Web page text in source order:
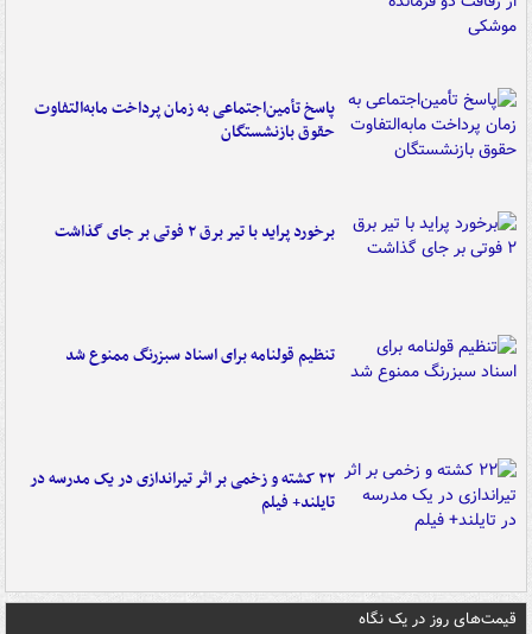
پاسخ تأمین‌اجتماعی به زمان پرداخت مابه‌التفاوت
حقوق بازنشستگان
برخورد پراید با تیر برق ۲ فوتی بر جای گذاشت
تنظیم قولنامه برای اسناد سبزرنگ ممنوع شد
۲۲ کشته و زخمی بر اثر تیراندازی در یک مدرسه در
تایلند+ فیلم
قیمت‌های روز در یک نگاه